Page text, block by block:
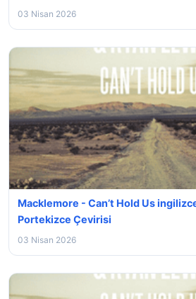
03 Nisan 2026
Macklemore - Can’t Hold Us
Portekizce Çevirisi
03 Nisan 2026